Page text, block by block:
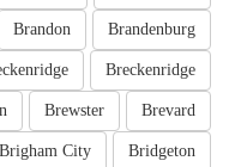
Brandenburg
Brandon
Breckenridge
Brevard
Brewster
Bridgeton
Brigham City